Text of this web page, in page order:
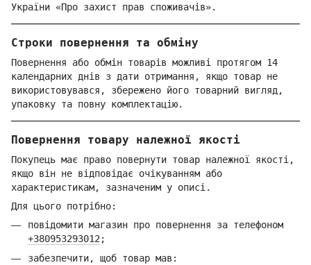
України «Про захист прав споживачів».
Строки повернення та обміну
Повернення або обмін товарів можливі протягом 14
календарних днів з дати отримання, якщо товар не
використовувався, збережено його товарний вигляд,
упаковку та повну комплектацію.
Повернення товару належної якості
Покупець має право повернути товар належної якості,
якщо він не відповідає очікуванням або
характеристикам, зазначеним у описі.
Для цього потрібно:
повідомити магазин про повернення за телефоном
+380953293012 ;
забезпечити, щоб товар мав: